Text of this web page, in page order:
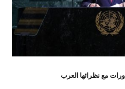
مع نظرائها العرب